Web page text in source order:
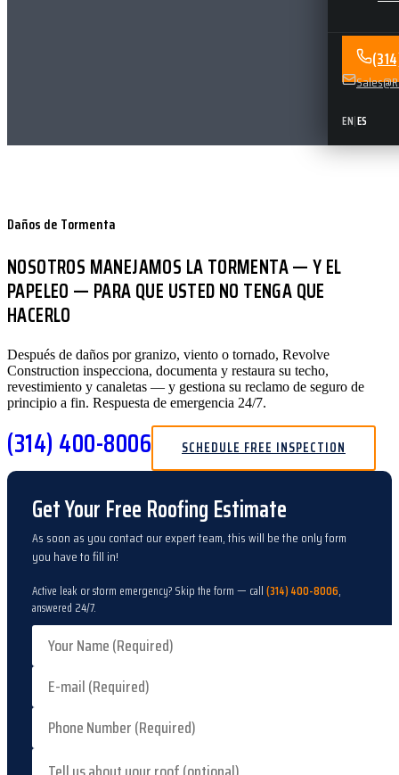
EN|ES
Daños de Tormenta
NOSOTROS MANEJAMOS LA TORMENTA — Y EL
PAPELEO — PARA QUE USTED NO TENGA QUE
HACERLO
Después de daños por granizo, viento o tornado, Revolve
Construction inspecciona, documenta y restaura su techo,
revestimiento y canaletas — y gestiona su reclamo de seguro de
principio a fin. Respuesta de emergencia 24/7.
(314) 400-8006 SCHEDULE FREE INSPECTION
Get Your Free Roofing Estimate
As soon as you contact our expert team, this will be the only form
you have to fill in!
Active leak or storm emergency? Skip the form — call(314) 400-8006,
answered 24/7.